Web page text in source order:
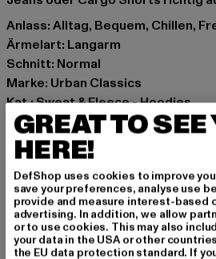
Anlass: Alltag, Bequem, Chillen,
Ärmelart: Langarm
Schnitt: Normal
Marke: Urban Classics
Kat.: Sweat & Fleece - Hoodies
Farbe: blau
Hersteller Farbe: spaceblue
Materialzusammensetzung: 65%
Polyester
Art.Nr: UCK1592-04008
Hersteller: TB International
GREAT TO SEE
HERE!
DefShop uses cookies to improve
save your preferences, analyse use
provide and measure interest-based
advertising. In addition, we allow
or to use cookies. This may also
your data in the USA or other
the EU data protection standard. If